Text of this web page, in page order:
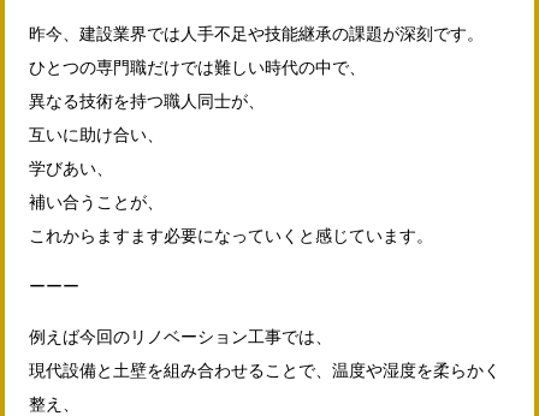
昨今、建設業界では人手不足や技能継承の課題が深刻です。
ひとつの専門職だけでは難しい時代の中で、
異なる技術を持つ職人同士が、
互いに助け合い、
学びあい、
補い合うことが、
これからますます必要になっていくと感じています。
ーーー
例えば今回のリノベーション工事では、
現代設備と土壁を組み合わせることで、温度や湿度を柔らかく
整え、